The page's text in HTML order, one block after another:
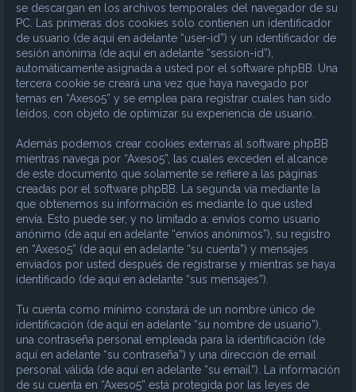
se descargan en los archivos temporales del navegador de su
PC. Las primeras dos cookies sólo contienen un identificador
de usuario (de aquí en adelante “user-id”) y un identificador de
sesión anónima (de aquí en adelante “session-id”),
automáticamente asignada a usted por el software phpBB. Una
tercera cookie se creará una vez que haya navegado por
temas en “Axeso5” y se emplea para registrar cuales han sido
leídos, con objeto de optimizar su experiencia de usuario.
Además podemos crear cookies externas al software phpBB
mientras navega por “Axeso5”, las cuales exceden el alcance
de este documento que solamente se refiere a las páginas
creadas por el software phpBB. La segunda vía mediante la
que obtenemos su información es mediante lo que usted
envía. Esto puede ser, y no limitado a: envíos como usuario
anónimo (de aquí en adelante “envíos anónimos”), su registro
en “Axeso5” (de aquí en adelante “su cuenta”) y mensajes
enviados por usted después de registrarse y mientras se haya
identificado (de aquí en adelante “sus mensajes”).
Tu cuenta como mínimo constará de un nombre único de
identificación (de aquí en adelante “su nombre de usuario”),
una contraseña personal empleada para la identificación (de
aquí en adelante “su contraseña”) y una dirección de email
personal válida (de aquí en adelante “su email”). La información
de su cuenta en “Axeso5” está protegida por las leyes de